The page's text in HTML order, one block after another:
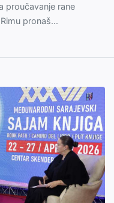
proučavanje rane
pronaš...